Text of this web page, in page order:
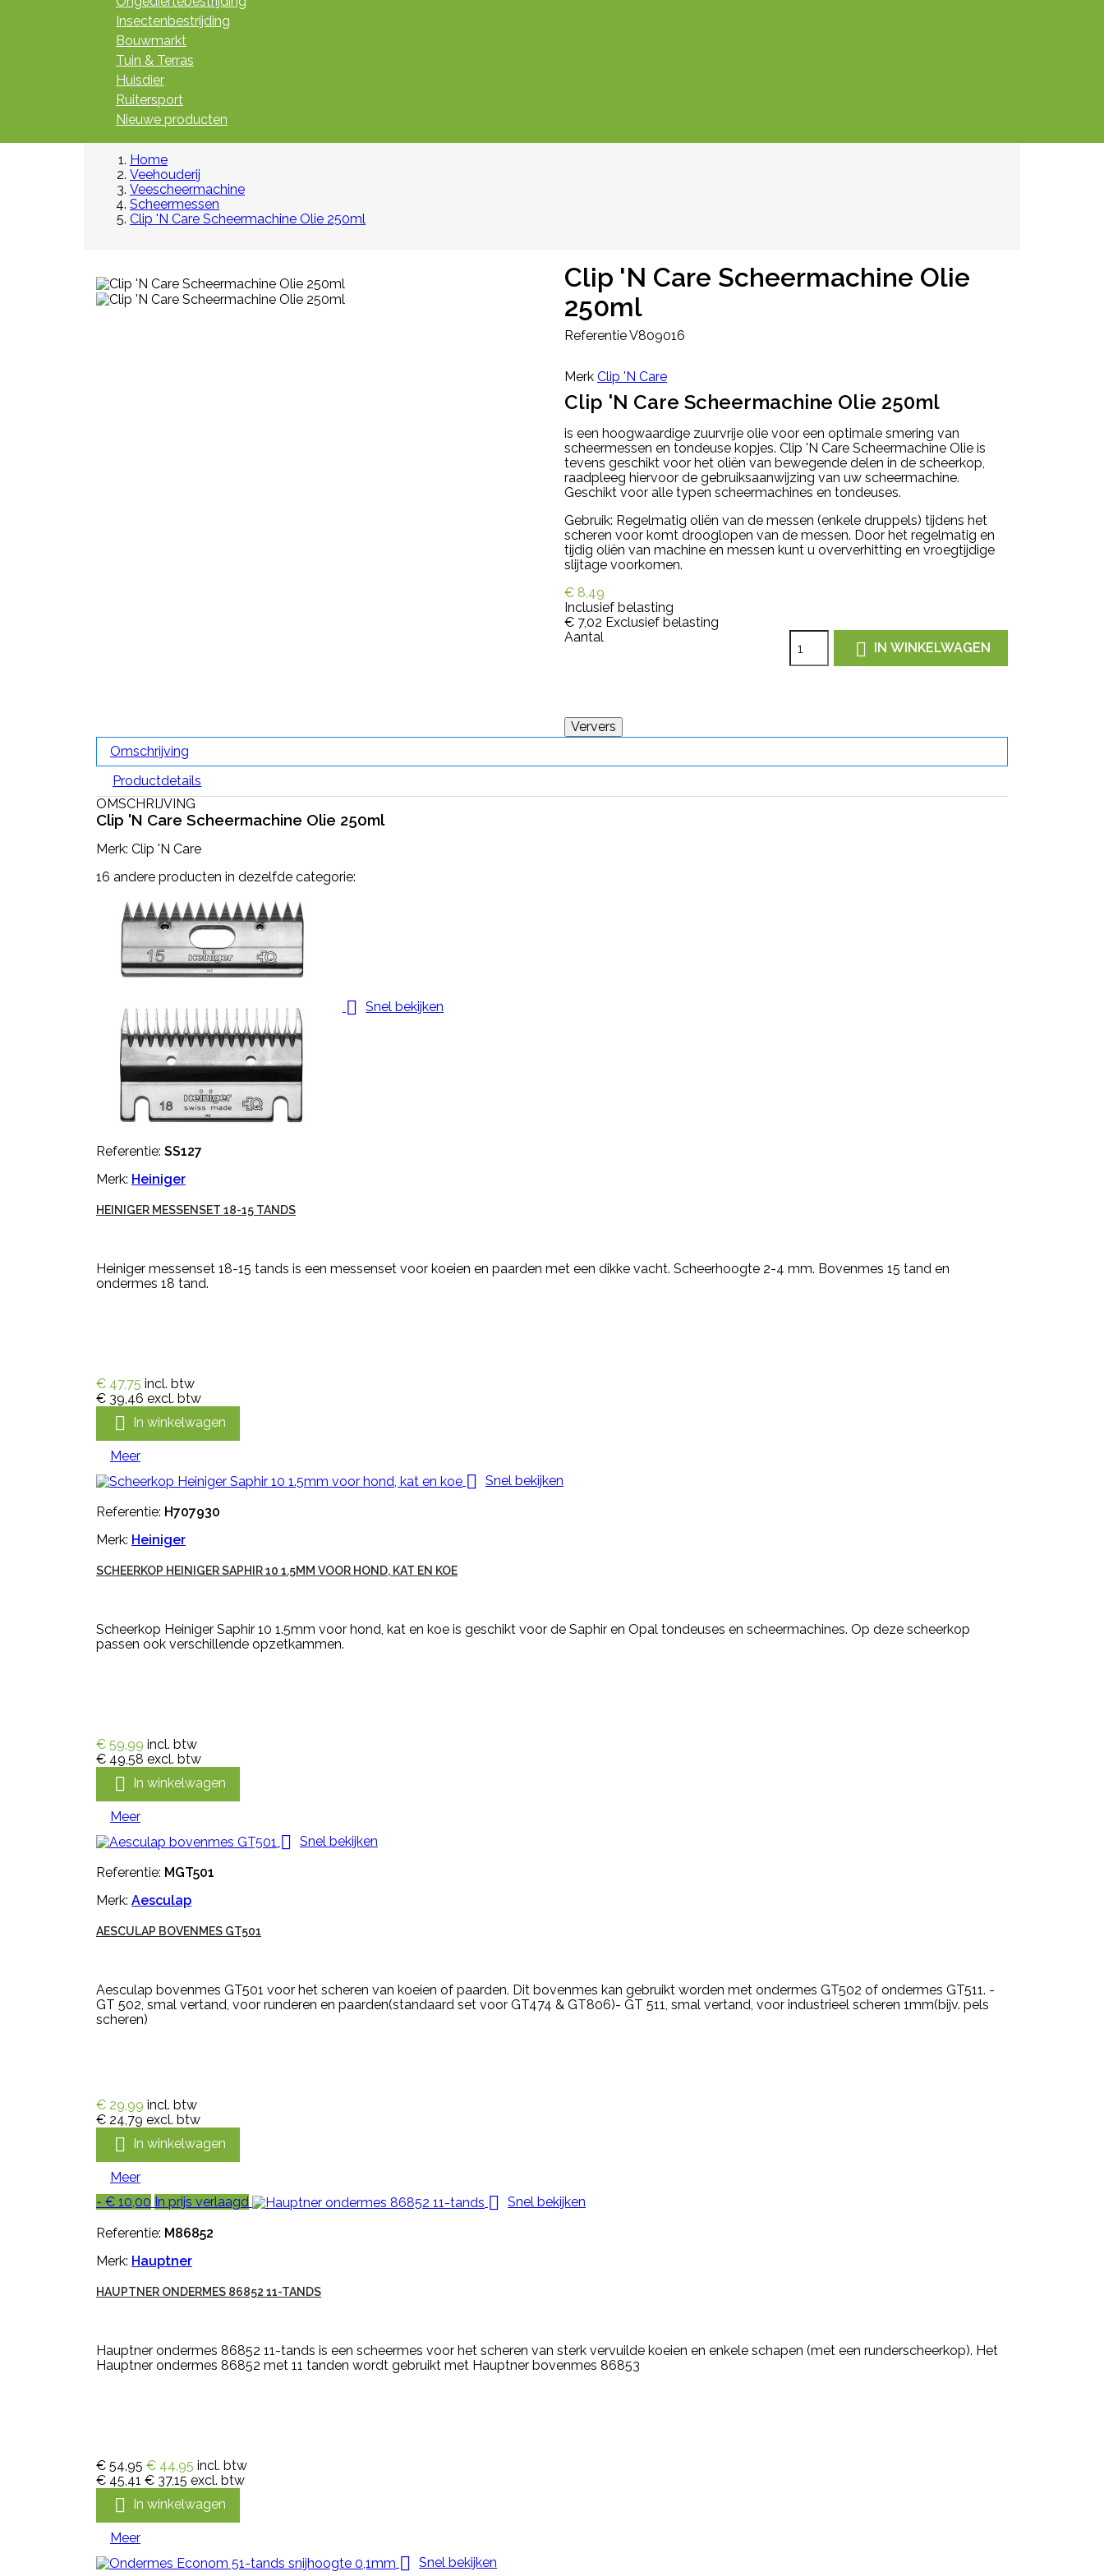
Insectenbestrijding
Bouwmarkt
Tuin & Terras
Huisdier
Ruitersport
Nieuwe producten
Home
Veehouderij
Veescheermachine
Scheermessen
Clip 'N Care Scheermachine Olie 250ml
Clip 'N Care Scheermachine Olie
250ml
ReferentieV809016
Merk Clip 'N Care
Clip 'N Care Scheermachine Olie 250ml
is een hoogwaardige zuurvrije olie voor een optimale smering van
scheermessen en tondeuse kopjes. Clip 'N Care Scheermachine Olie is
tevens geschikt voor het oliën van bewegende delen in de scheerkop,
raadpleeg hiervoor de gebruiksaanwijzing van uw scheermachine.
Geschikt voor alle typen scheermachines en tondeuses.
Gebruik: Regelmatig oliën van de messen (enkele druppels) tijdens het
scheren voor komt drooglopen van de messen. Door het regelmatig en
tijdig oliën van machine en messen kunt u oververhitting en vroegtijdige
slijtage voorkomen.
€ 8,49
Inclusief belasting
€ 7,02 Exclusief belasting
Aantal
 IN WINKELWAGEN
Omschrijving
Productdetails
OMSCHRIJVING
Clip 'N Care Scheermachine Olie 250ml
Merk: Clip 'N Care
16 andere producten in dezelfde categorie:
 Snel bekijken
Referentie: SS127
Merk: Heiniger
HEINIGER MESSENSET 18-15 TANDS
Heiniger messenset 18-15 tands is een messenset voor koeien en paarden met een dikke vacht. Scheerhoogte 2-4 mm. Bovenmes 15 tand en
ondermes 18 tand.
€ 47,75 incl. btw
€ 39,46 excl. btw
 In winkelwagen
Meer
 Snel bekijken
Referentie: H707930
Merk: Heiniger
SCHEERKOP HEINIGER SAPHIR 10 1.5MM VOOR HOND, KAT EN KOE
Scheerkop Heiniger Saphir 10 1.5mm voor hond, kat en koe is geschikt voor de Saphir en Opal tondeuses en scheermachines. Op deze scheerkop
passen ook verschillende opzetkammen.
€ 59,99 incl. btw
€ 49,58 excl. btw
 In winkelwagen
Meer
 Snel bekijken
Referentie: MGT501
Merk: Aesculap
AESCULAP BOVENMES GT501
Aesculap bovenmes GT501 voor het scheren van koeien of paarden. Dit bovenmes kan gebruikt worden met ondermes GT502 of ondermes GT511. -
GT 502, smal vertand, voor runderen en paarden(standaard set voor GT474 & GT806)- GT 511, smal vertand, voor industrieel scheren 1mm(bijv. pels
scheren)
€ 29,99 incl. btw
€ 24,79 excl. btw
 In winkelwagen
Meer
- € 10,00 In prijs verlaagd  Snel bekijken
Referentie: M86852
Merk: Hauptner
HAUPTNER ONDERMES 86852 11-TANDS
Hauptner ondermes 86852 11-tands is een scheermes voor het scheren van sterk vervuilde koeien en enkele schapen (met een runderscheerkop). Het
Hauptner ondermes 86852 met 11 tanden wordt gebruikt met Hauptner bovenmes 86853
€ 54,95 € 44,95 incl. btw
€ 45,41 € 37,15 excl. btw
 In winkelwagen
Meer
 Snel bekijken